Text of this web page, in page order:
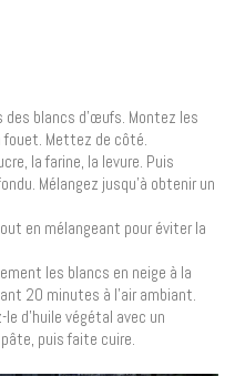
des blancs d’œufs. Montez les
fouet. Mettez de côté.
la farine, la levure. Puis
Mélangez jusqu’à obtenir un
en mélangeant pour éviter la
les blancs en neige à la
20 minutes à l’air ambiant.
d’huile végétal avec un
puis faite cuire.